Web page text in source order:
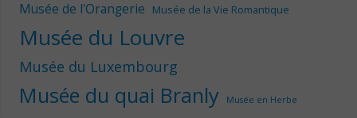
Musée de l'Orangerie Musée de la Vie Romantique
Musée du Louvre
Musée du Luxembourg
Musée du quai Branly Musée en Herbe